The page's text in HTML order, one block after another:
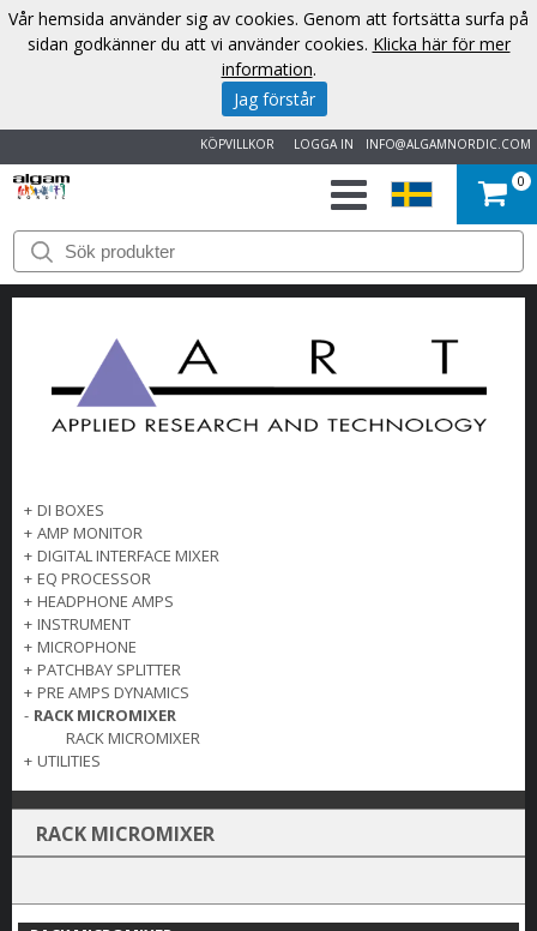
INFO@ALGAMNORDIC.COM
LOGGA IN
KÖPVILLKOR
START
VARUMÄRKEN
NYHETER
OM
KONTAKT
0
+ DI BOXES
+ AMP MONITOR
+ DIGITAL INTERFACE MIXER
+ EQ PROCESSOR
+ HEADPHONE AMPS
+ INSTRUMENT
+ MICROPHONE
+ PATCHBAY SPLITTER
+ PRE AMPS DYNAMICS
- RACK MICROMIXER
RACK MICROMIXER
+ UTILITIES
RACK MICROMIXER
Vår hemsida använder sig av cookies. Genom att fortsätta surfa på
sidan godkänner du att vi använder cookies. Klicka här för mer
information.
Jag förstår